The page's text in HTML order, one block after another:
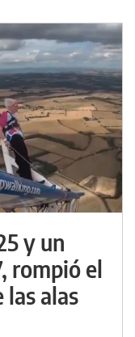
y un
rompió el
las alas